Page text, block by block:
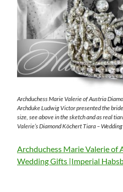
Archduchess Marie Valerie of Austria
Archduke Ludwig Victor presented the
size, see above in the sketch and as real
Valerie’s Diamond Köchert Tiara –
Archduchess Marie Valerie of
Wedding Gifts |Imperial